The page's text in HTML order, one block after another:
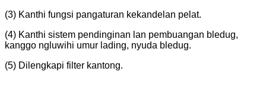
(3) Kanthi fungsi pangaturan kekandelan pelat.
(4) Kanthi sistem pendinginan lan pembuangan bledug,
kanggo ngluwihi umur lading, nyuda bledug.
(5) Dilengkapi filter kantong.